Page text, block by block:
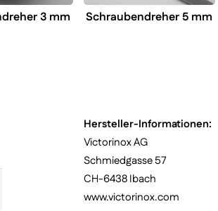
3 mm Schraubendreher 5 mm
Hersteller-Informationen:
Victorinox AG
Schmiedgasse 57
CH-6438 Ibach
www.victorinox.com